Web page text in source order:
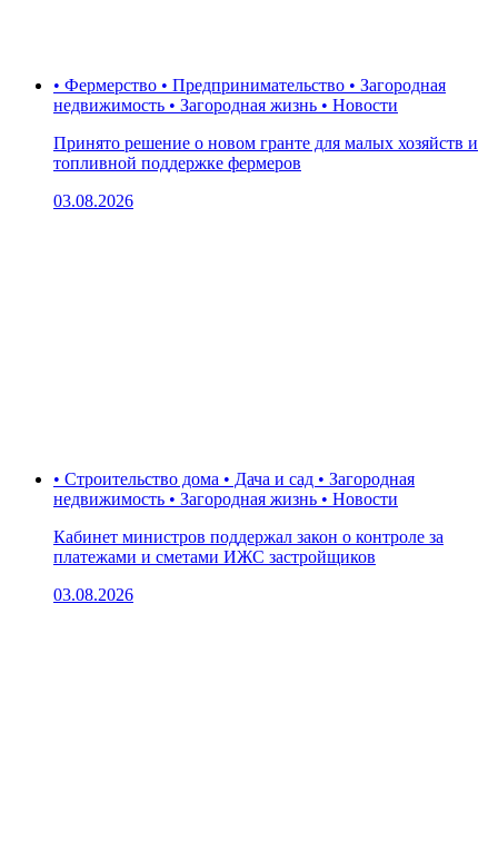
• Фермерство • Предпринимательство • Загородная
недвижимость • Загородная жизнь • Новости
Принято решение о новом гранте для малых хозяйств и
топливной поддержке фермеров
03.08.2026
• Строительство дома • Дача и сад • Загородная
недвижимость • Загородная жизнь • Новости
Кабинет министров поддержал закон о контроле за
платежами и сметами ИЖС застройщиков
03.08.2026